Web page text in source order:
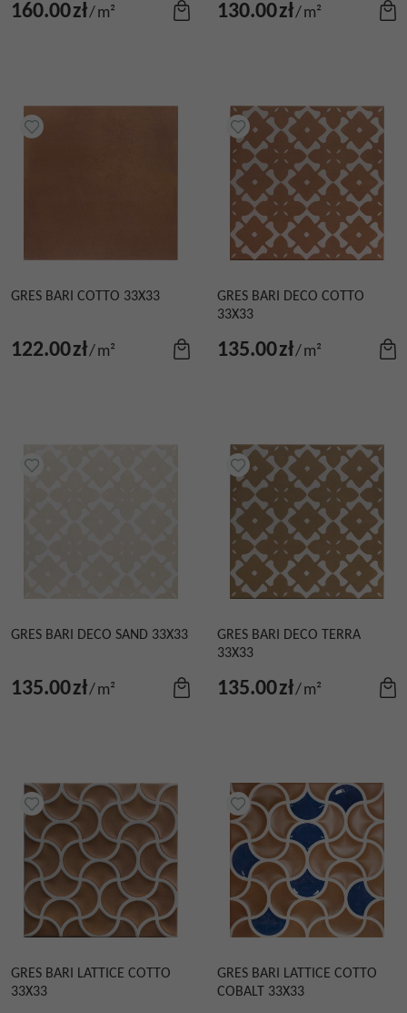
160.00zł/m² 130.00zł/m²
GRES BARI COTTO 33X33
122.00zł/m²
GRES BARI DECO COTTO
33X33
135.00zł/m²
GRES BARI DECO SAND 33X33
135.00zł/m²
GRES BARI DECO TERRA
33X33
135.00zł/m²
GRES BARI LATTICE COTTO
33X33
GRES BARI LATTICE COTTO
COBALT 33X33